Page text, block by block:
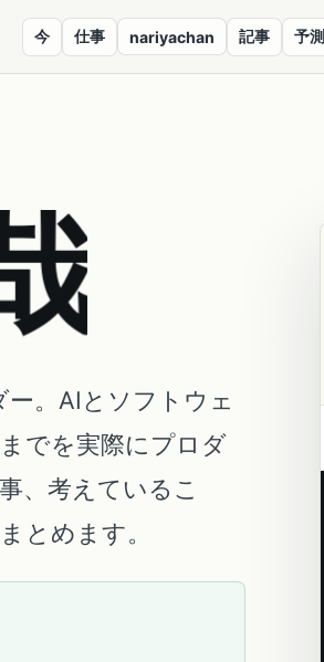
今 仕事 nariyachan 記事 予測
。AIとソフトウェ
でを実際にプロダ
、考えているこ
とめます。